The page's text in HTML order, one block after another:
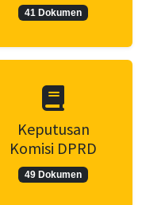
41 Dokumen
Keputusan
Komisi DPRD
49 Dokumen